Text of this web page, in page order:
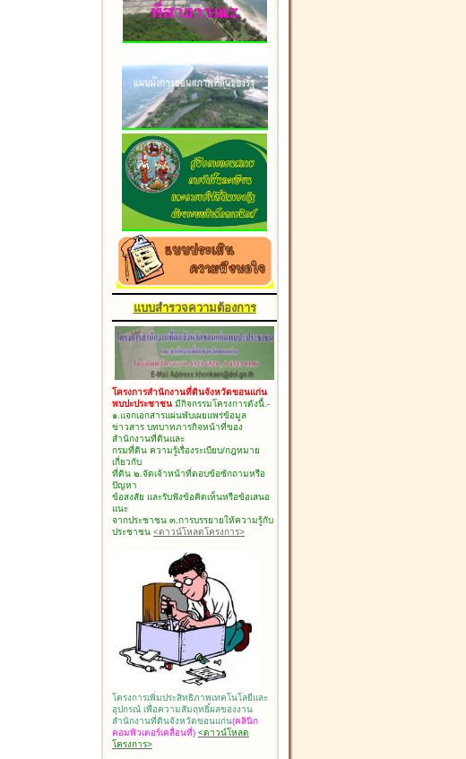
แบบสำรวจความต้องการ
โครงการสำนักงานที่ดินจังหวัดขอนแก่น
พบปะประชาชน มีกิจกรรมโครงการดังนี้.-
๑.แจกเอกสารแผ่นพับเผยแพร่ข้อมูล
ข่าวสาร บทบาทภารกิจหน้าที่ของ
สำนักงานที่ดินและ
กรมที่ดิน ความรู้เรื่องระเบียบ/กฎหมาย
เกี่ยวกับ
ที่ดิน ๒.จัดเจ้าหน้าที่ตอบข้อซักถามหรือ
ปัญหา
ข้อสงสัย และรับฟังข้อคิดเห็นหรือข้อเสนอ
แนะ
จากประชาชน ๓.การบรรยายให้ความรู้กับ
ประชาชน <ดาวน์โหลดโครงการ>
โครงการเพิ่มประสิทธิภาพเทคโนโลยีและ
อุปกรณ์ เพื่อความสัมฤทธิ์ผลของงาน
สำนักงานที่ดินจังหวัดขอนแก่น(คลินิก
คอมพิวเตอร์เคลื่อนที่) <ดาวน์โหลด
โครงการ>